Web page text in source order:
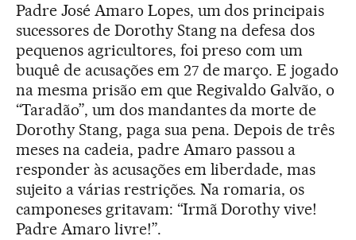
Padre José Amaro Lopes, um dos principais
sucessores de Dorothy Stang na defesa dos
pequenos agricultores, foi preso com um
buquê de acusações em 27 de março. E jogado
na mesma prisão em que Regivaldo Galvão, o
“Taradão”, um dos mandantes da morte de
Dorothy Stang, paga sua pena. Depois de três
meses na cadeia, padre Amaro passou a
responder às acusações em liberdade, mas
sujeito a várias restrições. Na romaria, os
camponeses gritavam: “Irmã Dorothy vive!
Padre Amaro livre!”.